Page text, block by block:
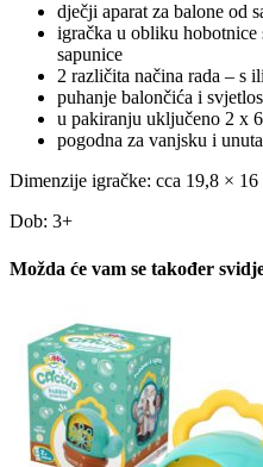
dječji aparat za balone od
igračka u obliku
sapunice
2 različita načina rada – s
puhanje balončića i
u pakiranju uključeno 2 x
pogodna za vanjsku i
Dimenzije igračke: cca 19,8 ×
Dob: 3+
Možda će vam se također